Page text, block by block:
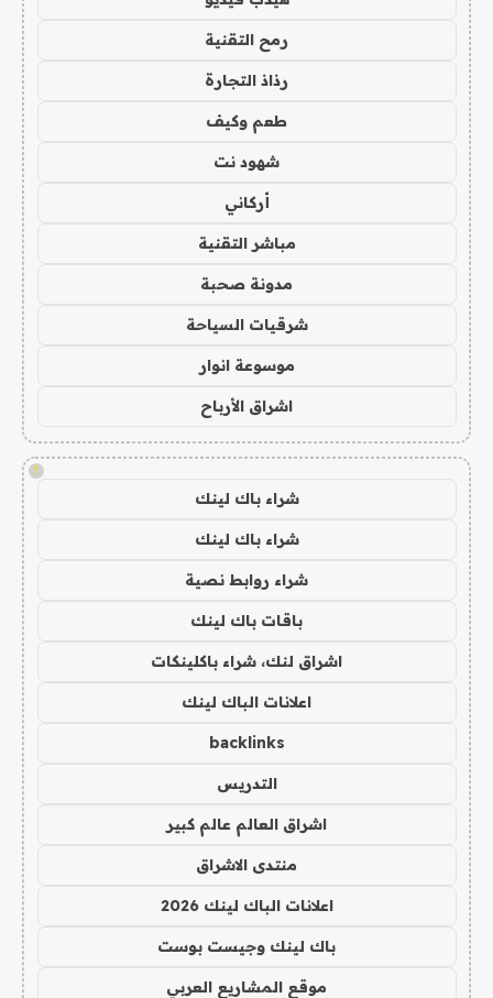
رمح التقنية
رذاذ التجارة
طعم وكيف
شهود نت
أركاني
مباشر التقنية
مدونة صحبة
شرقيات السياحة
موسوعة انوار
اشراق الأرباح
!
شراء باك لينك
شراء باك لينك
شراء روابط نصية
باقات باك لينك
اشراق لنك، شراء باكلينكات
اعلانات الباك لينك
backlinks
التدريس
اشراق العالم عالم كبير
منتدى الاشراق
اعلانات الباك لينك 2026
باك لينك وجيست بوست
موقع المشاريع العربي